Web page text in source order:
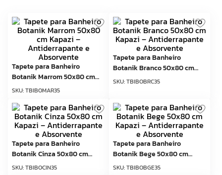
Tapete para Banheiro
Botanik Marrom 50x80 cm
Kapazi – Antiderrapante e
SKU:TBIBOMAR35
Tapete para Banheiro
Botanik Branco 50x80 cm
Kapazi – Antiderrapante e
SKU:TBIBOBRC35
Tapete para Banheiro
Botanik Cinza 50x80 cm
Kapazi – Antiderrapante e
SKU:TBIBOCIN35
Tapete para Banheiro
Botanik Bege 50x80 cm
Kapazi – Antiderrapante e
SKU:TBIBOBGE35